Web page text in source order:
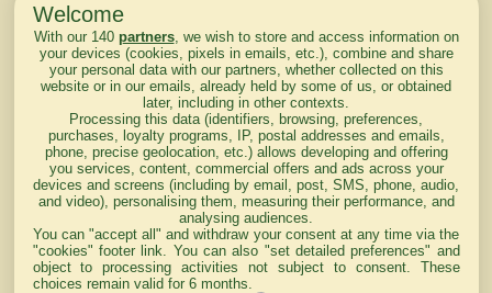
lendemain
Courses
d'aujourd'hui
Haut de Page
Welcome
With our 140 partners, we wish to store and access information on
your devices (cookies, pixels in emails, etc.), combine and share
your personal data with our partners, whether collected on this
website or in our emails, already held by some of us, or obtained
later, including in other contexts.
Processing this data (identifiers, browsing, preferences,
purchases, loyalty programs, IP, postal addresses and emails,
phone, precise geolocation, etc.) allows developing and offering
you services, content, commercial offers and ads across your
devices and screens (including by email, post, SMS, phone, audio,
and video), personalising them, measuring their performance, and
analysing audiences.
You can "accept all" and withdraw your consent at any time via the
"cookies" footer link . You can also "set detailed preferences" and
object to processing activities not subject to consent. These
choices remain valid for 6 months.